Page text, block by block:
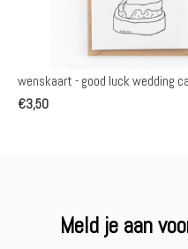
wenskaart - good luck wedding
€3,50
Meld je aan